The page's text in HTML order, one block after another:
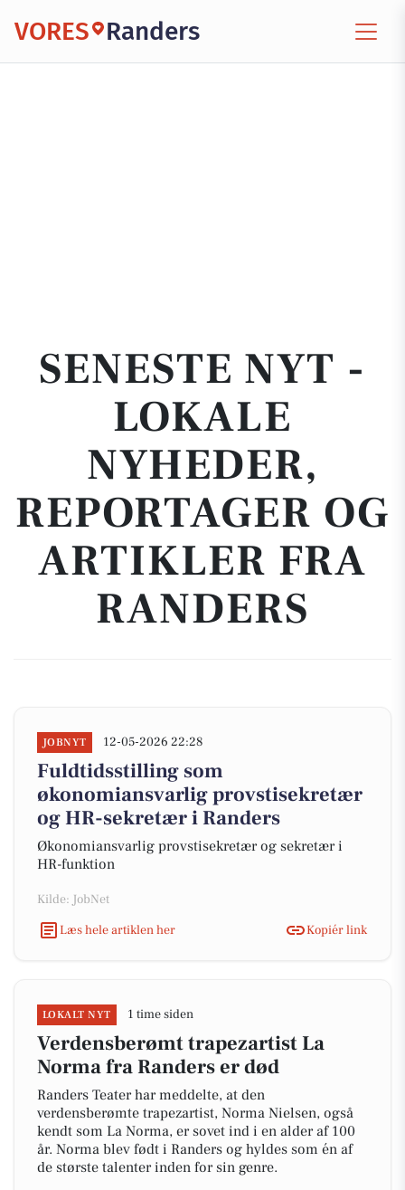
VORES Randers
SENESTE NYT -
LOKALE
NYHEDER,
REPORTAGER OG
ARTIKLER FRA
RANDERS
JOBNYT 12-05-2026 22:28
Fuldtidsstilling som
økonomiansvarlig provstisekretær
og HR-sekretær i Randers
Økonomiansvarlig provstisekretær og sekretær i
HR-funktion
Kilde: JobNet
Læs hele artiklen her
Kopiér link
LOKALT NYT 1 time siden
Verdensberømt trapezartist La
Norma fra Randers er død
Randers Teater har meddelte, at den
verdensberømte trapezartist, Norma Nielsen, også
kendt som La Norma, er sovet ind i en alder af 100
år. Norma blev født i Randers og hyldes som én af
de største talenter inden for sin genre.